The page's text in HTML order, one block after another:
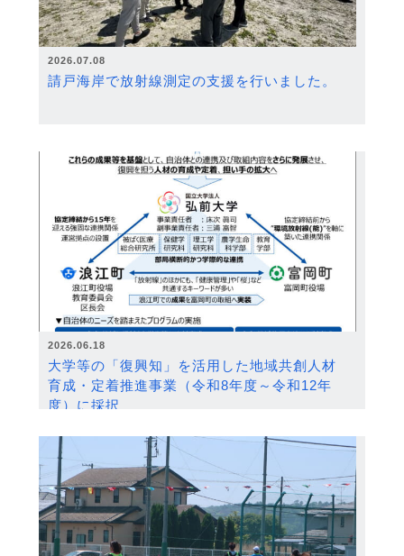
2026.07.08
請戸海岸で放射線測定の支援を行いました。
2026.06.18
大学等の「復興知」を活用した地域共創人材
育成・定着推進事業（令和8年度～令和12年
度）に採択